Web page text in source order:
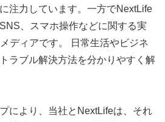
注力しています。一方でNextLife
、スマホ操作などに関する実
ディアです。 日常生活やビジネ
ラブル解決方法を分かりやすく解
により、当社とNextLifeは、それ